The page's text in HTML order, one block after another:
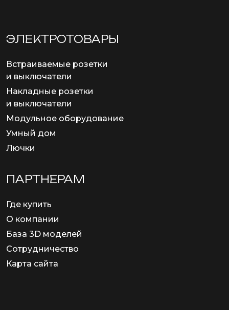
ЭЛЕКТРОТОВАРЫ
Встраиваемые розетки
и выключатели
Накладные розетки
и выключатели
Модульное оборудование
Умный дом
Лючки
ПАРТНЕРАМ
Где купить
О компании
База 3D моделей
Сотрудничество
Карта сайта